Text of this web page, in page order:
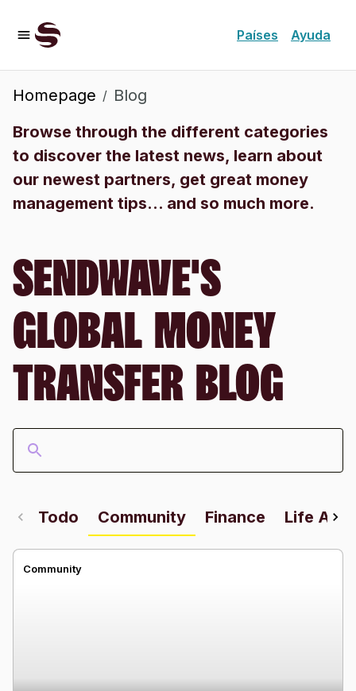
Países Ayuda
Homepage / Blog
Browse through the different categories
to discover the latest news, learn about
our newest partners, get great money
management tips... and so much more.
SENDWAVE'S
GLOBAL MONEY
TRANSFER BLOG
Todo Community Finance Life
Community